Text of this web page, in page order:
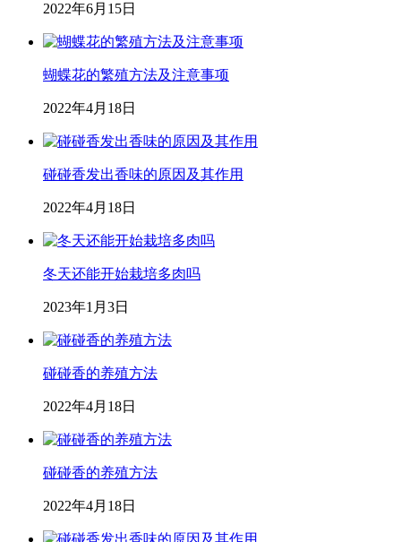
2022年6月15日
蝴蝶花的繁殖方法及注意事项
2022年4月18日
碰碰香发出香味的原因及其作用
2022年4月18日
冬天还能开始栽培多肉吗
2023年1月3日
碰碰香的养殖方法
2022年4月18日
碰碰香的养殖方法
2022年4月18日